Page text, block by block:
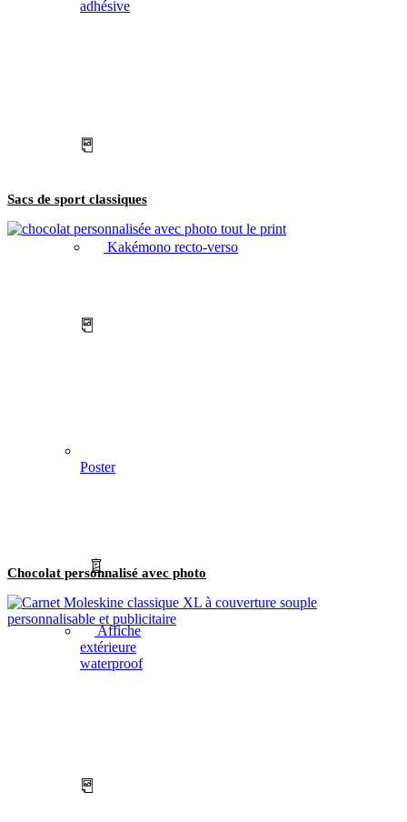
adhésive
Affiche
extérieure
waterproof
Poster
Kakémono recto-verso
Sacs de sport classiques
Chocolat personnalisé avec photo